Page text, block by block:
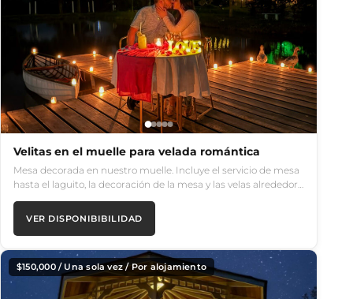
Velitas en el muelle para velada romántica
Mesa decorada en nuestro muelle. Incluye el servicio de mesa
hasta el laguito, la decoración de la mesa y las velas alrededor…
VER DISPONIBIBILIDAD
$150,000/ Una sola vez / Por alojamiento